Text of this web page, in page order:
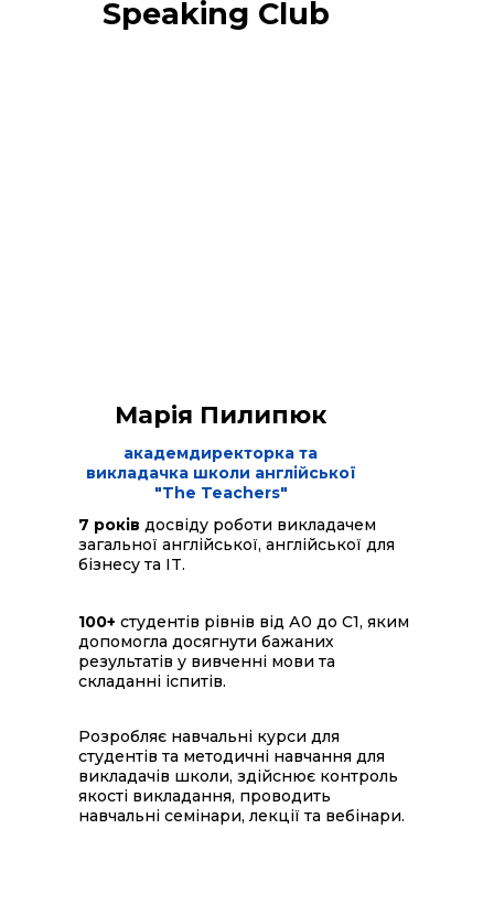
Speaking Club
Марія Пилипюк
академдиректорка та
викладачка школи англійської
"The Teachers"
7 років досвіду роботи викладачем
загальної англійської, англійської для
бізнесу та IT.
100+ студентів рівнів від А0 до С1, яким
допомогла досягнути бажаних
результатів у вивченні мови та
складанні іспитів.
Розробляє навчальні курси для
студентів та методичні навчання для
викладачів школи, здійснює контроль
якості викладання, проводить
навчальні семінари, лекції та вебінари.